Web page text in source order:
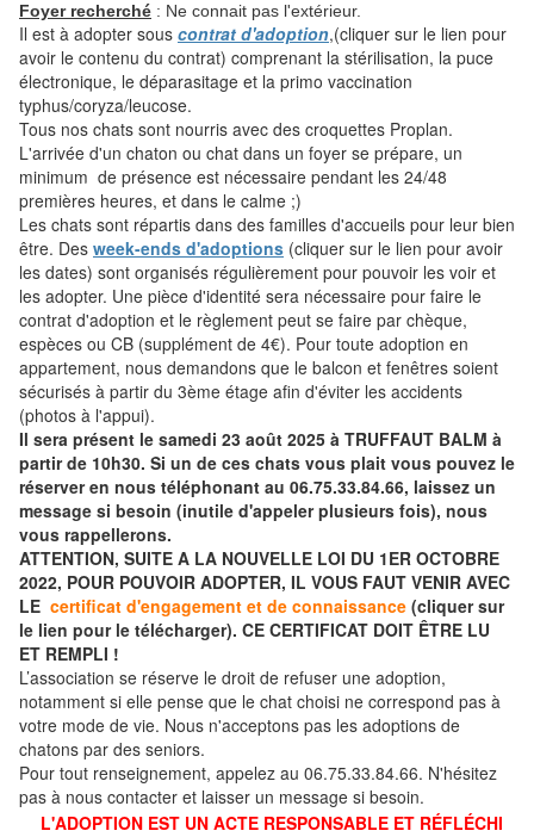
Foyer recherché : Ne connait pas l'extérieur.
Il est à adopter sous contrat d'adoption,(cliquer sur le lien pour
avoir le contenu du contrat) comprenant la stérilisation, la puce
électronique, le déparasitage et la primo vaccination
typhus/coryza/leucose.
Tous nos chats sont nourris avec des croquettes Proplan.
L'arrivée d'un chaton ou chat dans un foyer se prépare, un
minimum de présence est nécessaire pendant les 24/48
premières heures, et dans le calme ;)
Les chats sont répartis dans des familles d'accueils pour leur bien
être. Des week-ends d'adoptions (cliquer sur le lien pour avoir
les dates) sont organisés régulièrement pour pouvoir les voir et
les adopter. Une pièce d'identité sera nécessaire pour faire le
contrat d'adoption et le règlement peut se faire par chèque,
espèces ou CB (supplément de 4€). Pour toute adoption en
appartement, nous demandons que le balcon et fenêtres soient
sécurisés à partir du 3ème étage afin d'éviter les accidents
(photos à l'appui).
Il sera présent le samedi 23 août 2025 à TRUFFAUT BALM à
partir de 10h30. Si un de ces chats vous plait vous pouvez le
réserver en nous téléphonant au 06.75.33.84.66, laissez un
message si besoin (inutile d'appeler plusieurs fois), nous
vous rappellerons.
ATTENTION, SUITE A LA NOUVELLE LOI DU 1ER OCTOBRE
2022, POUR POUVOIR ADOPTER, IL VOUS FAUT VENIR AVEC
LE certificat d'engagement et de connaissance (cliquer sur
le lien pour le télécharger). CE CERTIFICAT DOIT ÊTRE LU
ET REMPLI !
L’association se réserve le droit de refuser une adoption,
notamment si elle pense que le chat choisi ne correspond pas à
votre mode de vie. Nous n'acceptons pas les adoptions de
chatons par des seniors.
Pour tout renseignement, appelez au 06.75.33.84.66. N'hésitez
pas à nous contacter et laisser un message si besoin.
L'ADOPTION EST UN ACTE RESPONSABLE ET RÉFLÉCHI